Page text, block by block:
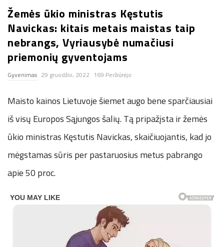
n
.
n
e
t
Žemės ūkio ministras Kęstutis
Navickas: kitais metais maistas taip
nebrangs, Vyriausybė numačiusi
priemonių gyventojams
Gyvenimas 29 gruodžio, 2022 169 Peržiūrėjo
Maisto kainos Lietuvoje šiemet augo bene sparčiausiai
iš visų Europos Sąjungos šalių. Tą pripažįsta ir žemės
ūkio ministras Kęstutis Navickas, skaičiuojantis, kad jo
mėgstamas sūris per pastaruosius metus pabrango
apie 50 proc.